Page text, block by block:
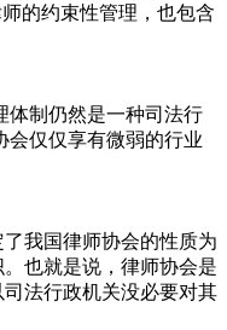
的约束性管理，也包含
体制仍然是一种司法行
会仅仅享有微弱的行业
我国律师协会的性质为
也就是说，律师协会是
法行政机关没必要对其